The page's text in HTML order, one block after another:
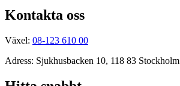
Kontakta oss
Växel: 08-123 610 00
Adress: Sjukhusbacken 10, 118 83 Stockholm